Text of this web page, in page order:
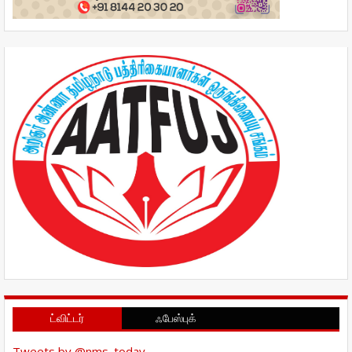
ட்விட்டர் ஃபேஸ்புக்